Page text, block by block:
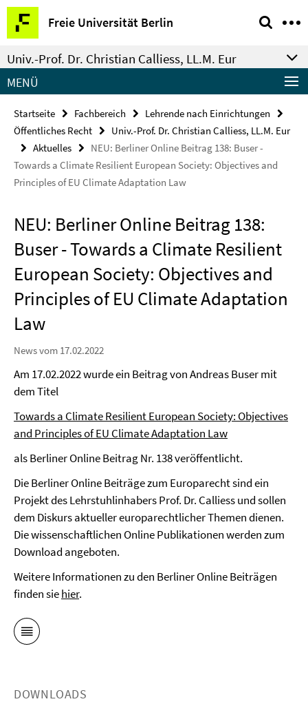
Springe
direkt
zu
Inhalt
Freie Universität Berlin
Service-
Navigation
Univ.-Prof. Dr. Christian Calliess, LL.M. Eur
MENÜ
Startseite Fachbereich
Lehrende nach Einrichtungen
Öffentliches Recht
Univ.-Prof. Dr. Christian Calliess, LL.M. Eur
Aktuelles
NEU: Berliner Online Beitrag 138: Buser -
Towards a Climate Resilient European Society: Objectives and
Principles of EU Climate Adaptation Law
NEU: Berliner Online Beitrag 138:
Buser - Towards a Climate Resilient
European Society: Objectives and
Principles of EU Climate Adaptation
Law
News vom 17.02.2022
Am 17.02.2022 wurde ein Beitrag von Andreas Buser mit
dem Titel
Towards a Climate Resilient European Society: Objectives
and Principles of EU Climate Adaptation Law
als Berliner Online Beitrag Nr. 138 veröffentlicht.
Die Berliner Online Beiträge zum Europarecht sind ein
Projekt des Lehrstuhlinhabers Prof. Dr. Calliess und sollen
dem Diskurs aktueller europarechtlicher Themen dienen.
Die wissenschaftlichen Online Publikationen werden zum
Download angeboten.
Weitere Informationen zu den Berliner Online Beiträgen
finden siehier.
DOWNLOADS